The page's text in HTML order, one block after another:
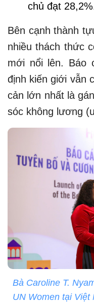
chủ đạt
Bên cạnh thành
nhiều thách thức
mới nổi lên. Báo
định kiến giới vẫn
cản lớn nhất là
sóc không lương
Bà Caroline T.
UN Women tại Việt